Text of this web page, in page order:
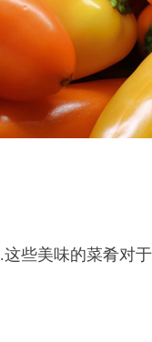
些美味的菜肴对